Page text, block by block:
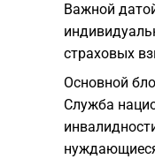
Важной
страховых
Основной
Служба